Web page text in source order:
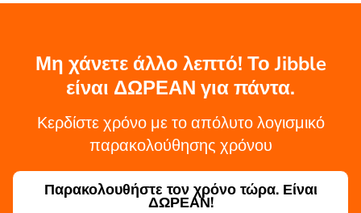
Μη χάνετε άλλο λεπτό! Το Jibble
είναι ΔΩΡΕΑΝ για πάντα.
Κερδίστε χρόνο με το απόλυτο λογισμικό
παρακολούθησης χρόνου
Παρακολουθήστε τον χρόνο τώρα. Είναι
ΔΩΡΕΑΝ!